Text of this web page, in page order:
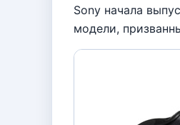
Sony начала
модели,